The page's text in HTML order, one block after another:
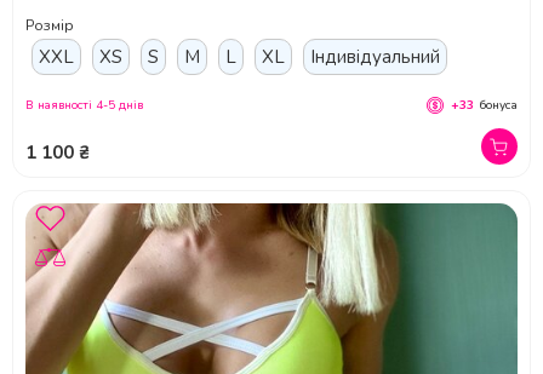
Розмір
XXL XS S M L XL Індивідуальний
1 100 ₴
В наявності 4-5 днів +33 бонуса